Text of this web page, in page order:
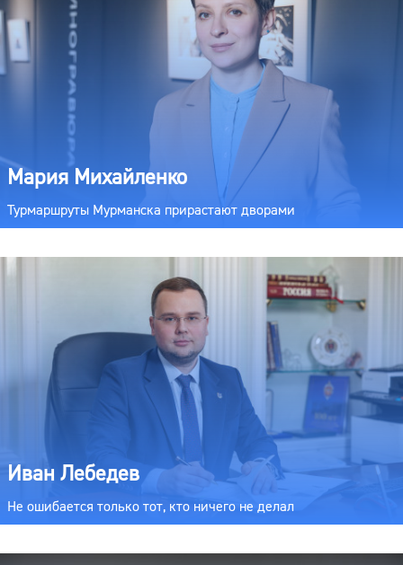
Мария Михайленко
Турмаршруты Мурманска прирастают дворами
Иван Лебедев
Не ошибается только тот, кто ничего не делал